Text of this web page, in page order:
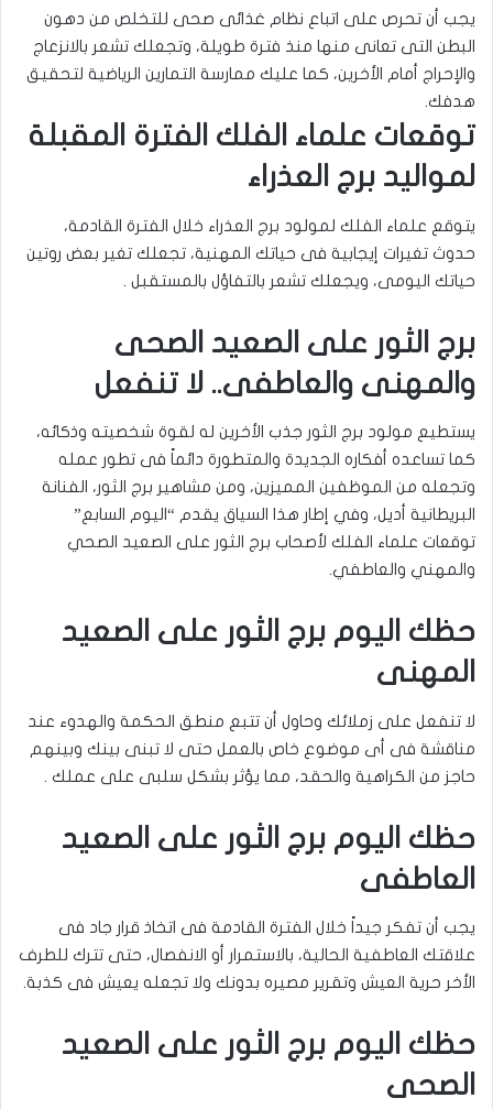
يجب أن تحرص على اتباع نظام غذائى صحى للتخلص من دهون
البطن التى تعانى منها منذ فترة طويلة، وتجعلك تشعر بالانزعاج
والإحراج أمام الأخرين، كما عليك ممارسة التمارين الرياضية لتحقيق
هدفك.
توقعات علماء الفلك الفترة المقبلة
لمواليد برج العذراء
يتوقع علماء الفلك لمولود برج العذراء خلال الفترة القادمة،
حدوث تغيرات إيجابية فى حياتك المهنية، تجعلك تغير بعض روتين
حياتك اليومى، ويجعلك تشعر بالتفاؤل بالمستقبل .
برج الثور على الصعيد الصحى
والمهنى والعاطفى.. لا تنفعل
يستطيع مولود برج الثور جذب الأخرين له لقوة شخصيته وذكائه،
كما تساعده أفكاره الجديدة والمتطورة دائماً فى تطور عمله
وتجعله من الموظفين المميزين، ومن مشاهير برج الثور، الفنانة
البريطانية أديل، وفي إطار هذا السياق يقدم “اليوم السابع”
توقعات علماء الفلك لأصحاب برج الثور على الصعيد الصحي
والمهني والعاطفي.
حظك اليوم برج الثور على الصعيد
المهنى
لا تنفعل على زملائك وحاول أن تتبع منطق الحكمة والهدوء عند
مناقشة فى أى موضوع خاص بالعمل حتى لا تبنى بينك وبينهم
حاجز من الكراهية والحقد، مما يؤثر بشكل سلبى على عملك .
حظك اليوم برج الثور على الصعيد
العاطفى
يجب أن تفكر جيداً خلال الفترة القادمة فى اتخاذ قرار جاد فى
علاقتك العاطفية الحالية، بالاستمرار أو الانفصال، حتى تترك للطرف
الأخر حرية العيش وتقرير مصيره بدونك ولا تجعله يعيش فى كذبة.
حظك اليوم برج الثور على الصعيد
الصحى